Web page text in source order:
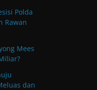
Polda
Rawan
Mees
dan